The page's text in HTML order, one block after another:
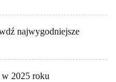
najwygodniejsze
2025 roku